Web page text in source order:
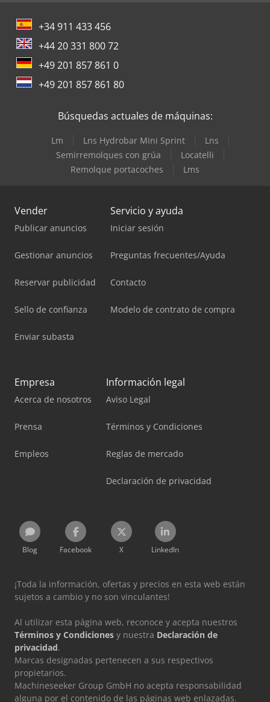
+34 911 433 456
+44 20 331 800 72
+49 201 857 861 0
+49 201 857 861 80
Búsquedas actuales de máquinas:
Lm Lns Hydrobar Mini Sprint
Lns
Semirremolques con grúa
Locatelli
Remolque portacoches
Lms
Vender
Publicar anuncios
Gestionar anuncios
Reservar publicidad
Sello de confianza
Enviar subasta
Servicio y ayuda
Iniciar sesión
Preguntas frecuentes/Ayuda
Contacto
Modelo de contrato de compra
Empresa
Acerca de nosotros
Prensa
Empleos
Información legal
Aviso Legal
Términos y Condiciones
Reglas de mercado
Declaración de privacidad
Blog Facebook X LinkedIn
¡Toda la información, ofertas y precios en esta web están
sujetos a cambio y no son vinculantes!
Al utilizar esta página web, reconoce y acepta nuestros
Términos y Condiciones y nuestra Declaración de
privacidad.
Marcas designadas pertenecen a sus respectivos
propietarios.
Machineseeker Group GmbH no acepta responsabilidad
alguna por el contenido de las páginas web enlazadas.